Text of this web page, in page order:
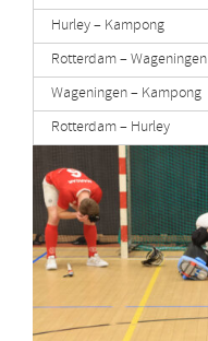
Hurley – Kampong
Rotterdam – Wageningen
Wageningen – Kampong
Rotterdam – Hurley